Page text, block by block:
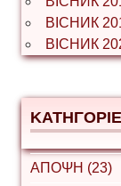
ВІСНИК
ВІСНИК
ΑΠΟΨΗ (23)